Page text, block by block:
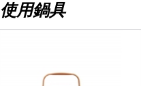
使用鍋具